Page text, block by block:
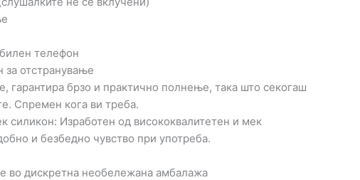
телефон
за отстранување
гарантира брзо и практично полнење, така што секогаш
Спремен кога ви треба.
силикон: Изработен од висококвалитетен и мек
и безбедно чувство при употреба.
во дискретна необележана амбалажа